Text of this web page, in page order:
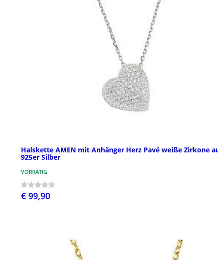
Halskette AMEN mit Anhänger Herz Pavé weiße Zirkone
925er Silber
VORRÄTIG
€ 99,90